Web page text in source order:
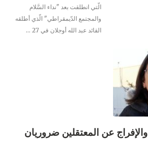
الّتي انطلقت بعد "نداء السَّلام
والمجتمع الدّيمقراطي" الّذي أطلقه
القائد عبد الله أوجلان في 27 …
عن المعتقلين ضروريان